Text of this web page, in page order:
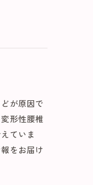
が原因で
形性腰椎
ていま
をお届け